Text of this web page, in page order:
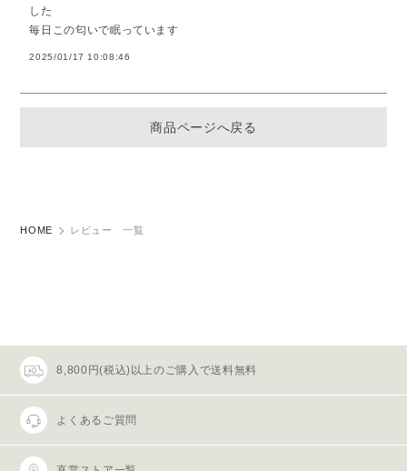
した
毎日この匂いで眠っています
2025/01/17 10:08:46
商品ページへ戻る
HOME レビュー 一覧
8,800円(税込)以上のご購入で送料無料
よくあるご質問